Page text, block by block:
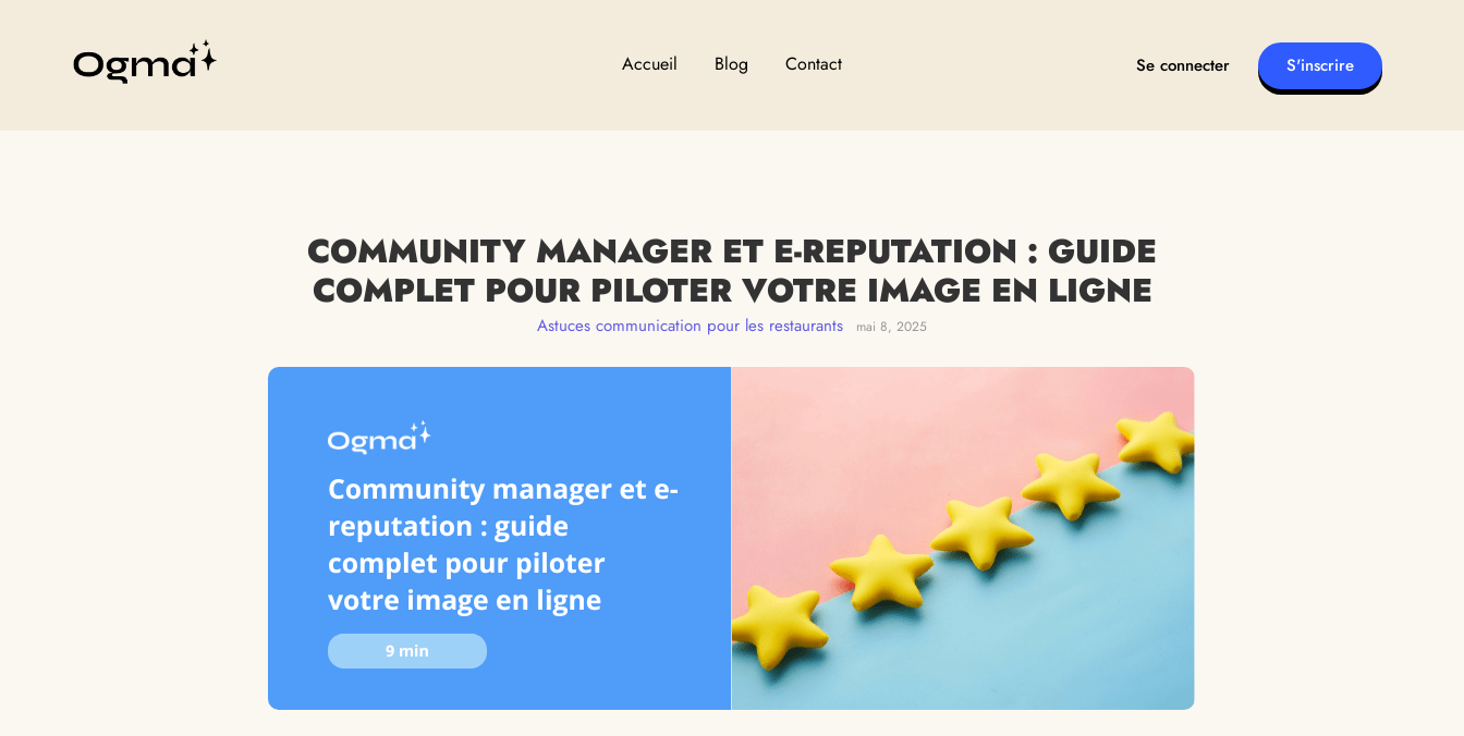
Accueil Blog Contact Se connecter S'inscrire
COMMUNITY MANAGER ET E-REPUTATION : GUIDE
COMPLET POUR PILOTER VOTRE IMAGE EN LIGNE
Astuces communication pour les restaurants mai 8, 2025